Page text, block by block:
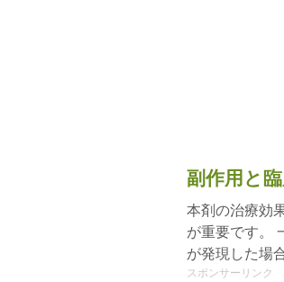
副作用と
本剤の治療効
が重要です。
が発現した場
スポンサーリンク